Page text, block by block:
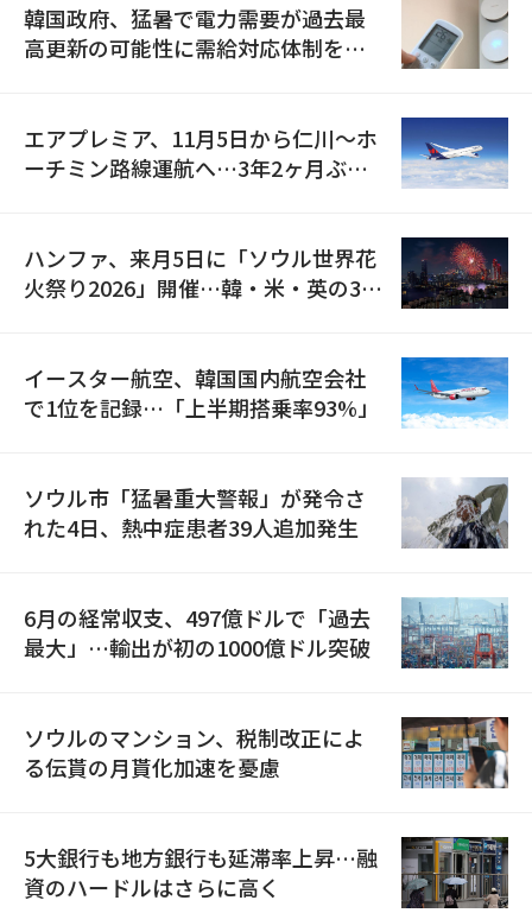
韓国政府、猛暑で電力需要が過去最
高更新の可能性に需給対応体制を点
エアプレミア、11月5日から仁川〜ホ
ーチミン路線運航へ…3年2ヶ月ぶり
ハンファ、来月5日に「ソウル世界花
火祭り2026」開催…韓・米・英の3カ
イースター航空、韓国国内航空会社
で1位を記録…「上半期搭乗率93%」
ソウル市「猛暑重大警報」が発令さ
れた4日、熱中症患者39人追加発生
6月の経常収支、497億ドルで「過去
最大」…輸出が初の1000億ドル突破
ソウルのマンション、税制改正によ
る伝貰の月貰化加速を憂慮
5大銀行も地方銀行も延滞率上昇…融
資のハードルはさらに高く